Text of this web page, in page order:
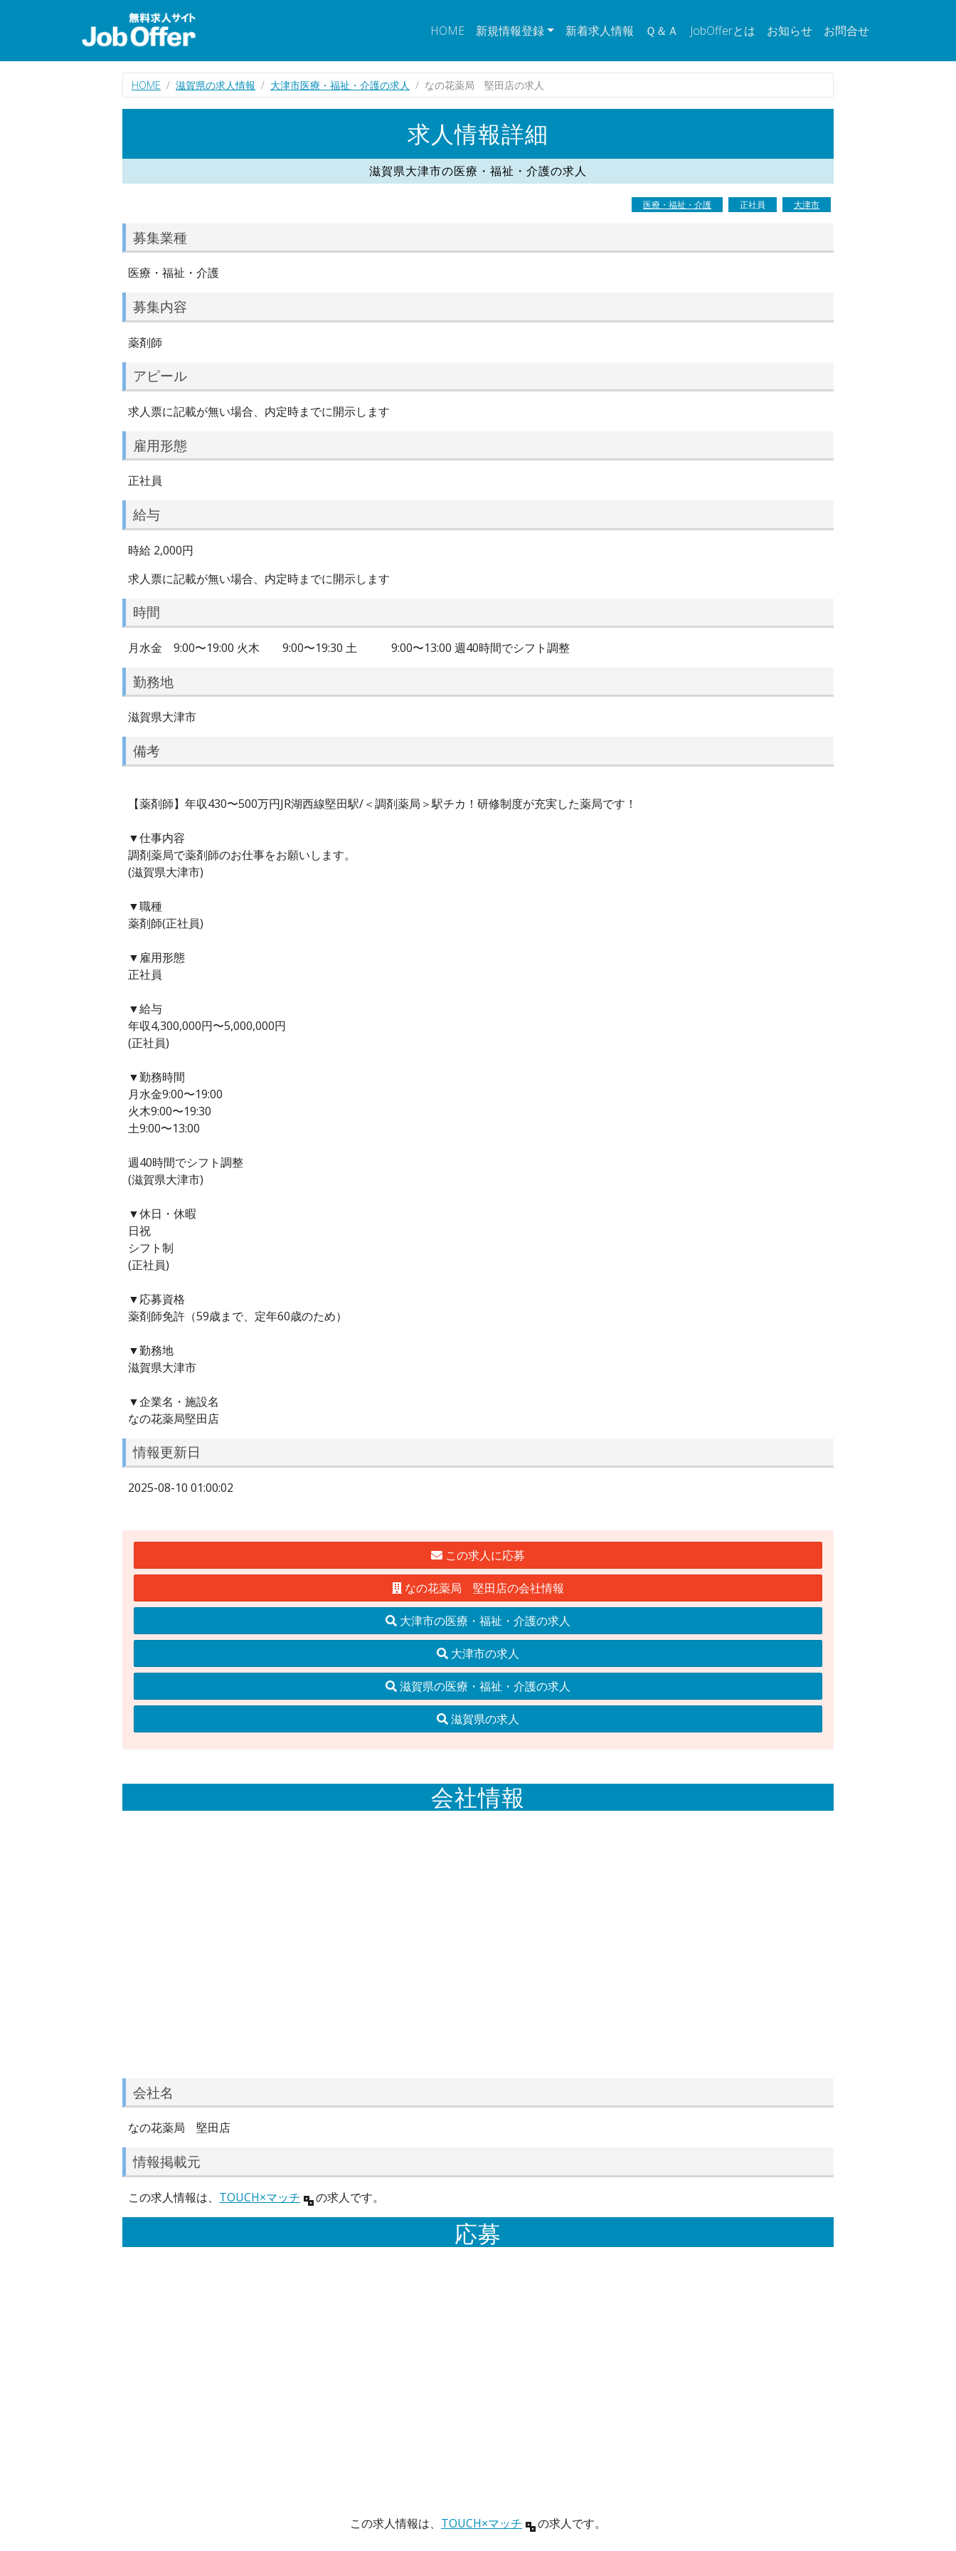
HOME 新規情報登録 新着求人情報 Ｑ＆Ａ JobOfferとは お知らせ お問合せ
HOME 滋賀県の求人情報 大津市医療・福祉・介護の求人 なの花薬局 堅田店の求人
求人情報詳細
滋賀県大津市の医療・福祉・介護の求人
医療・福祉・介護 正社員 大津市
募集業種
医療・福祉・介護
募集内容
薬剤師
アピール
求人票に記載が無い場合、内定時までに開示します
雇用形態
正社員
給与
時給 2,000円
求人票に記載が無い場合、内定時までに開示します
時間
月水金 9:00〜19:00 火木 9:00〜19:30 土 9:00〜13:00 週40時間でシフト調整
勤務地
滋賀県大津市
備考
【薬剤師】年収430〜500万円JR湖西線堅田駅/＜調剤薬局＞駅チカ！研修制度が充実した薬局です！
▼仕事内容
調剤薬局で薬剤師のお仕事をお願いします。
(滋賀県大津市)
▼職種
薬剤師(正社員)
▼雇用形態
正社員
▼給与
年収4,300,000円〜5,000,000円
(正社員)
▼勤務時間
月水金9:00〜19:00
火木9:00〜19:30
土9:00〜13:00
週40時間でシフト調整
(滋賀県大津市)
▼休日・休暇
日祝
シフト制
(正社員)
▼応募資格
薬剤師免許（59歳まで、定年60歳のため）
▼勤務地
滋賀県大津市
▼企業名・施設名
なの花薬局堅田店
情報更新日
2025-08-10 01:00:02
この求人に応募
なの花薬局 堅田店の会社情報
大津市の医療・福祉・介護の求人
大津市の求人
滋賀県の医療・福祉・介護の求人
滋賀県の求人
会社情報
会社名
なの花薬局 堅田店
情報掲載元
この求人情報は、 TOUCH×マッチ の求人です。
応募
この求人情報は、 TOUCH×マッチ の求人です。